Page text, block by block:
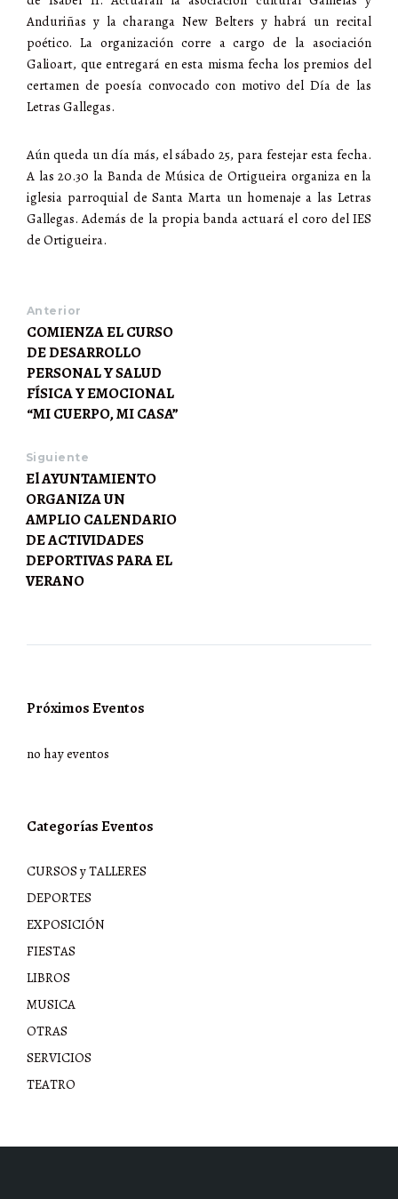
Anduriñas y la charanga New Belters y habrá un recital
poético. La organización corre a cargo de la asociación
Galioart, que entregará en esta misma fecha los premios del
certamen de poesía convocado con motivo del Día de las
Letras Gallegas.
Aún queda un día más, el sábado 25, para festejar esta fecha.
A las 20.30 la Banda de Música de Ortigueira organiza en la
iglesia parroquial de Santa Marta un homenaje a las Letras
Gallegas. Además de la propia banda actuará el coro del IES
de Ortigueira.
Anterior
COMIENZA EL CURSO
DE DESARROLLO
PERSONAL Y SALUD
FÍSICA Y EMOCIONAL
“MI CUERPO, MI CASA”
Siguiente
El AYUNTAMIENTO
ORGANIZA UN
AMPLIO CALENDARIO
DE ACTIVIDADES
DEPORTIVAS PARA EL
VERANO
Próximos Eventos
no hay eventos
Categorías Eventos
CURSOS y TALLERES
DEPORTES
EXPOSICIÓN
FIESTAS
LIBROS
MUSICA
OTRAS
SERVICIOS
TEATRO